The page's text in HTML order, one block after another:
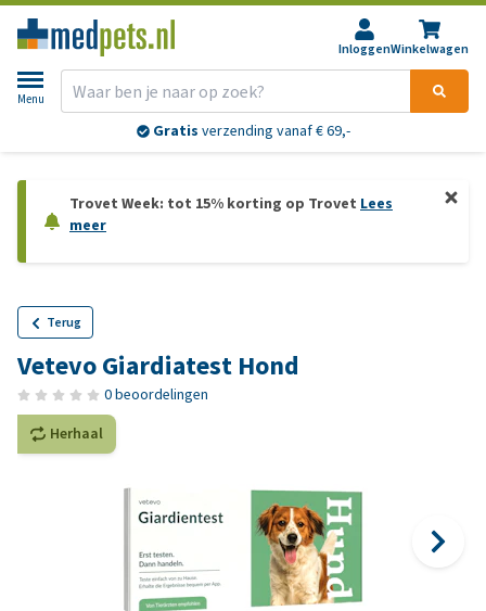
InloggenWinkelwagen
Menu
Gratis verzending vanaf € 69,-
Trovet Week: tot 15% korting op Trovet Lees
meer
Terug
Vetevo Giardiatest Hond
0 beoordelingen
Herhaal